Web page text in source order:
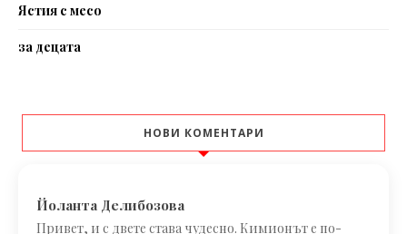
Ястия с месо
за децата
НОВИ КОМЕНТАРИ
Йоланта Делибозова
Привет, и с двете става чудесно. Кимионът е по-